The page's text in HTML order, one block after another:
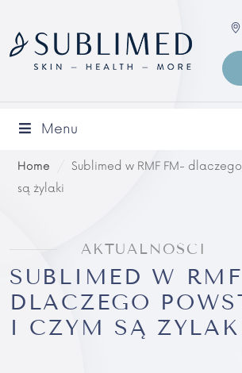
Menu
Home
Sublimed w RMF FM-
są żylaki
AKTUALNOŚCI
SUBLIMED W
DLACZEGO
I CZYM SĄ